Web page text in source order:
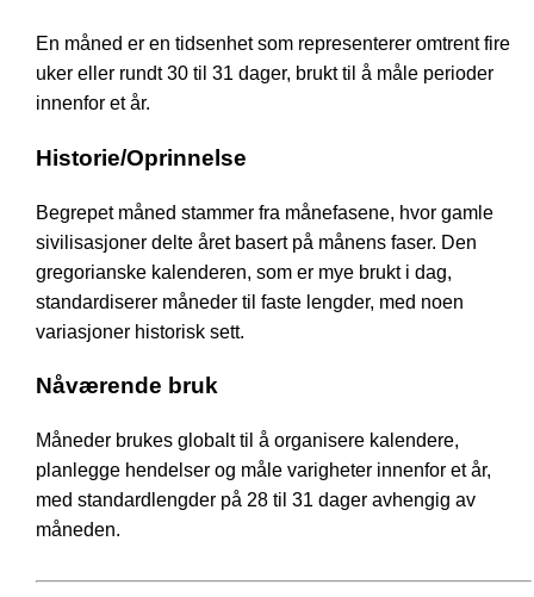
En måned er en tidsenhet som representerer omtrent fire
uker eller rundt 30 til 31 dager, brukt til å måle perioder
innenfor et år.
Historie/Oprinnelse
Begrepet måned stammer fra månefasene, hvor gamle
sivilisasjoner delte året basert på månens faser. Den
gregorianske kalenderen, som er mye brukt i dag,
standardiserer måneder til faste lengder, med noen
variasjoner historisk sett.
Nåværende bruk
Måneder brukes globalt til å organisere kalendere,
planlegge hendelser og måle varigheter innenfor et år,
med standardlengder på 28 til 31 dager avhengig av
måneden.